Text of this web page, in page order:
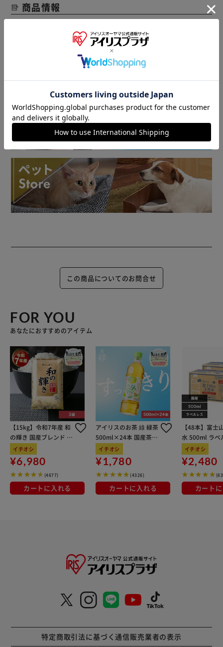
■脚付きスノコトレー
脚付きスノコがサンドを通ったオシッコだけをシートへ通し
消臭サンド・消臭シートとの併用でさらに快適に♪
※消臭サンド・消臭シートは別売りです。
■お手入れ・水洗いしやすい本体
【ペット用自動給水機 ホワイト/クリア PWF-200】
いつでも新鮮なお水が飲める、ペット用自動給水機です。
循環システムが水中に酸素を取り込み新鮮でおいしいお水を
維持します。
常に循環するので、お留守番でもきれいなお水が飲めます。
食べカス、被毛、埃などを取る活性炭入りのフィルター採
用。
低消費電力で、経済的です。
アタッチメントを取りはずせるので、わんちゃん、猫ちゃん
のサイズや好みに合わせることが出来ます。
※フィルタは2～4週間を目安に交換してください。
商品情報
▼ 食品・飲料おすすめ ▼
この商品についてのお問合せ
FOR YOU
あなたにおすすめのアイテム
【15kg】令和7年産 和
の輝き 国産ブレンド 5
kg×3袋
イチオシ
¥6,980
(4677)
カートに入れる
アイリスのお茶 綠 緑茶
500ml×24本 国産茶葉
100％使用
イチオシ
¥1,780
(4326)
カートに入れる
【48本】富士
水 500ml ラベ
イチオシ
¥2,480
カート
特定商取引法に基づく通信販売業者の表示